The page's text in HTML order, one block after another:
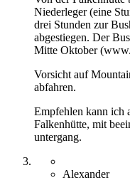
Niederleger (eine
drei Stunden zur
abgestiegen. Der
Mitte Oktober
Vorsicht auf
abfahren.
Empfehlen kann ich
Falkenhütte, mit
untergang.
Alexander